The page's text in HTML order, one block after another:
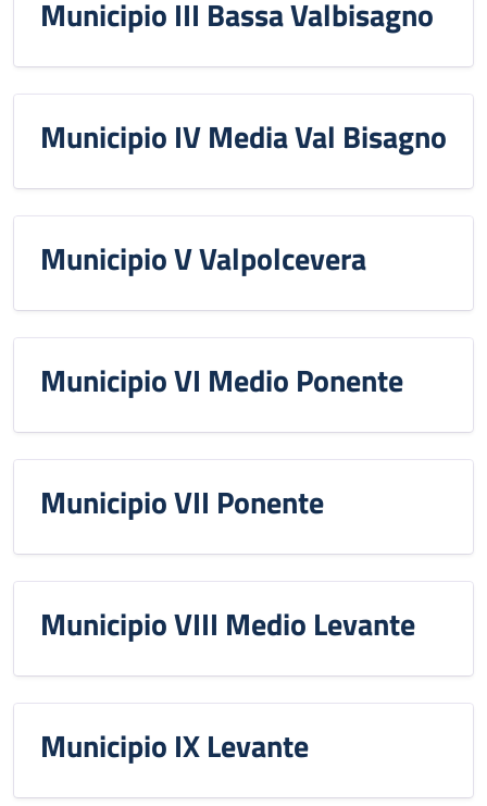
Municipio III Bassa Valbisagno
Municipio IV Media Val Bisagno
Municipio V Valpolcevera
Municipio VI Medio Ponente
Municipio VII Ponente
Municipio VIII Medio Levante
Municipio IX Levante